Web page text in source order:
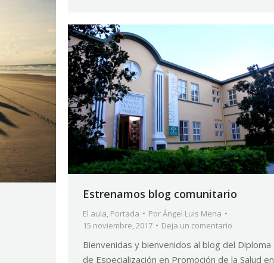
Estrenamos blog comunitario
El aula, Portada PorÁngel Luis Mena
15 noviembre, 2017
Deja un comentario
Bienvenidas y bienvenidos al blog del Diploma
de Especialización en Promoción de la Salud en